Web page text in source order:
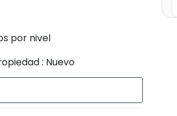
por nivel
: Nuevo
no titulado : 1 lugar